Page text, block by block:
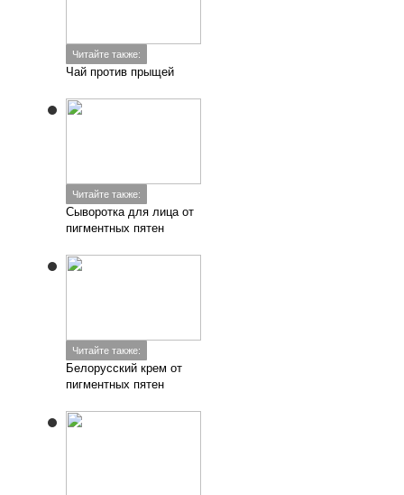
Читайте также:
Чай против прыщей
Читайте также:
Сыворотка для лица от
пигментных пятен
Читайте также:
Белорусский крем от
пигментных пятен